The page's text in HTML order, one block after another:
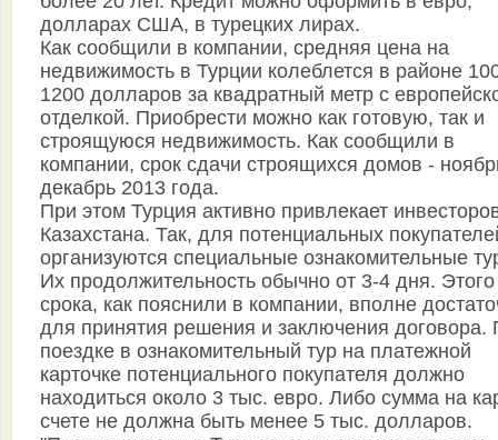
долларах США, в турецких лирах.
Как сообщили в компании, средняя цена на
недвижимость в Турции колеблется в районе
1200 долларов за квадратный метр с
отделкой. Приобрести можно как готовую, так и
строящуюся недвижимость. Как сообщили в
компании, срок сдачи строящихся домов -
декабрь 2013 года.
При этом Турция активно привлекает
Казахстана. Так, для потенциальных
организуются специальные ознакомительные
Их продолжительность обычно от 3-4 дня. Этого
срока, как пояснили в компании, вполне
для принятия решения и заключения договора.
поездке в ознакомительный тур на платежной
карточке потенциального покупателя должно
находиться около 3 тыс. евро. Либо сумма на
счете не должна быть менее 5 тыс. долларов.